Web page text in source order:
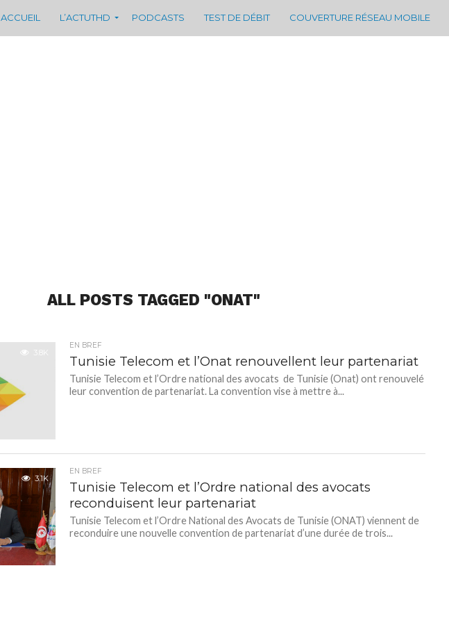
ACCUEIL L’ACTUTHD PODCASTS TEST DE DÉBIT COUVERTURE RÉSEAU MOBILE
ALL POSTS TAGGED "ONAT"
3.8K
EN BREF
Tunisie Telecom et l’Onat renouvellent leur partenariat
Tunisie Telecom et l’Ordre national des avocats de Tunisie (Onat) ont renouvelé
leur convention de partenariat. La convention vise à mettre à...
3.1K
EN BREF
Tunisie Telecom et l’Ordre national des avocats
reconduisent leur partenariat
Tunisie Telecom et l’Ordre National des Avocats de Tunisie (ONAT) viennent de
reconduire une nouvelle convention de partenariat d’une durée de trois...